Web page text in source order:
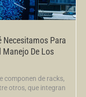
Necesitamos Para
Manejo De Los
componen de racks,
otros, que integran